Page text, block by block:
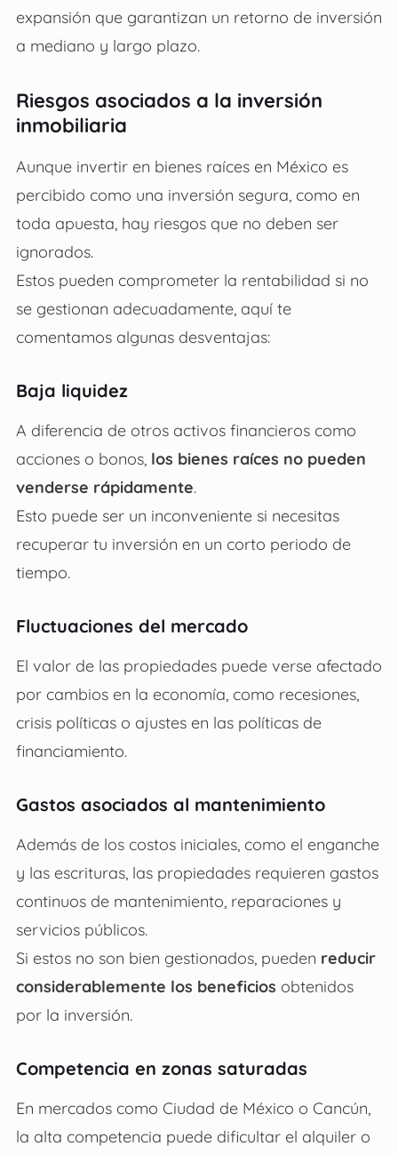
expansión que garantizan un retorno de inversión
a mediano y largo plazo.
Riesgos asociados a la inversión
inmobiliaria
Aunque invertir en bienes raíces en México es
percibido como una inversión segura, como en
toda apuesta, hay riesgos que no deben ser
ignorados.
Estos pueden comprometer la rentabilidad si no
se gestionan adecuadamente, aquí te
comentamos algunas desventajas:
Baja liquidez
A diferencia de otros activos financieros como
acciones o bonos, los bienes raíces no pueden
venderse rápidamente.
Esto puede ser un inconveniente si necesitas
recuperar tu inversión en un corto periodo de
tiempo.
Fluctuaciones del mercado
El valor de las propiedades puede verse afectado
por cambios en la economía, como recesiones,
crisis políticas o ajustes en las políticas de
financiamiento.
Gastos asociados al mantenimiento
Además de los costos iniciales, como el enganche
y las escrituras, las propiedades requieren gastos
continuos de mantenimiento, reparaciones y
servicios públicos.
Si estos no son bien gestionados, pueden reducir
considerablemente los beneficios obtenidos
por la inversión.
Competencia en zonas saturadas
En mercados como Ciudad de México o Cancún,
la alta competencia puede dificultar el alquiler o